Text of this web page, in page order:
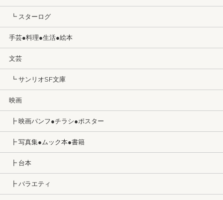
┗ スターログ
手芸●料理●生活●絵本
文芸
┗ サンリオSF文庫
映画
┣ 映画パンフ●チラシ●ポスター
┣ 写真集●ムック本●書籍
┣ 台本
┣ バラエティ